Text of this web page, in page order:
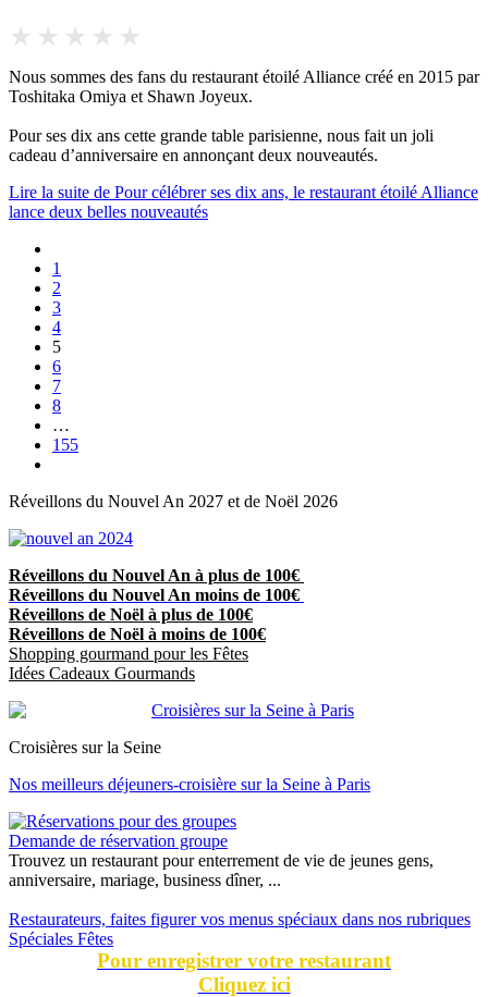
Nous sommes des fans du restaurant étoilé Alliance créé en 2015 par
Toshitaka Omiya et Shawn Joyeux.
Pour ses dix ans cette grande table parisienne, nous fait un joli
cadeau d’anniversaire en annonçant deux nouveautés.
Lire la suite de Pour célébrer ses dix ans, le restaurant étoilé Alliance
lance deux belles nouveautés
1
2
3
4
5
6
7
8
…
155
Réveillons du Nouvel An 2027 et de Noël 2026
Réveillons du Nouvel An à plus de 100€
Réveillons du Nouvel An moins de 100€
Réveillons de Noël à plus de 100€
Réveillons de Noël à moins de 100€
Shopping gourmand pour les Fêtes
Idées Cadeaux Gourmands
Croisières sur la Seine
Nos meilleurs déjeuners-croisière sur la Seine à Paris
Demande de réservation groupe
Trouvez un restaurant pour enterrement de vie de jeunes gens,
anniversaire, mariage, business dîner, ...
Restaurateurs, faites figurer vos menus spéciaux dans nos rubriques
Spéciales Fêtes
Pour enregistrer votre restaurant
Cliquez ici